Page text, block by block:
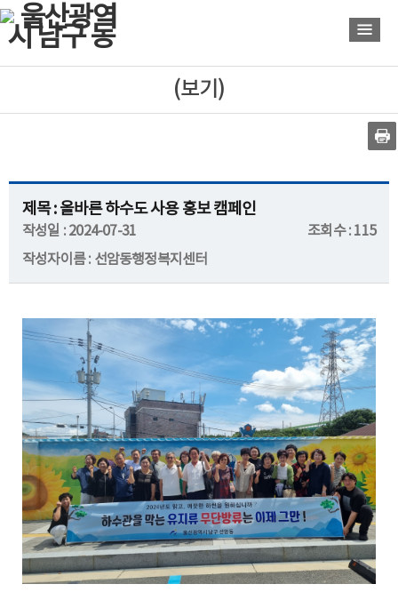
로
가
기
로
가
기
(보기)
제목 : 올바른 하수도 사용 홍보 캠페인
작성일 : 2024-07-31
조회수 : 115
작성자이름 : 선암동행정복지센터